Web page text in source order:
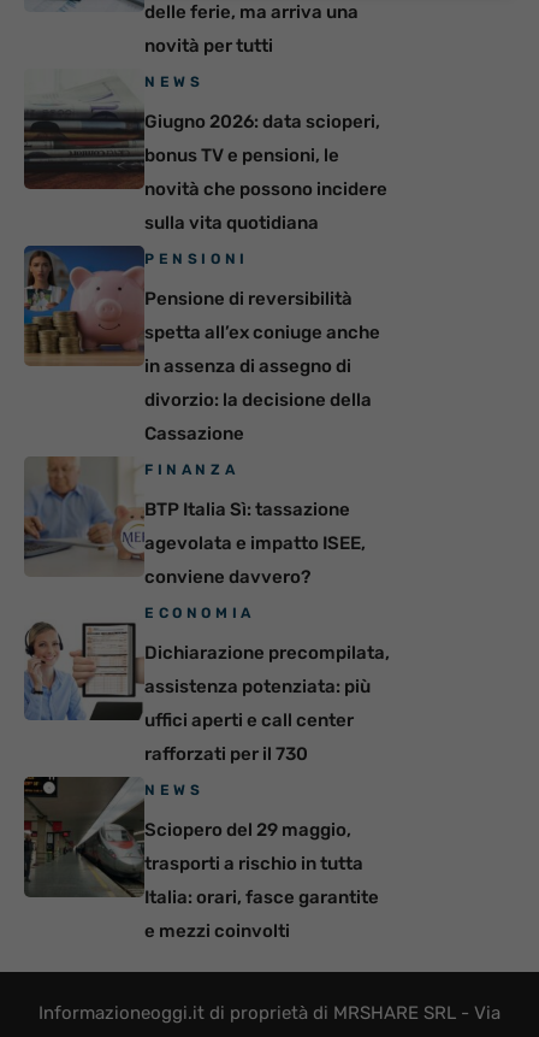
delle ferie, ma arriva una
novità per tutti
NEWS
Giugno 2026: data scioperi,
bonus TV e pensioni, le
novità che possono incidere
sulla vita quotidiana
PENSIONI
Pensione di reversibilità
spetta all’ex coniuge anche
in assenza di assegno di
divorzio: la decisione della
Cassazione
FINANZA
BTP Italia Sì: tassazione
agevolata e impatto ISEE,
conviene davvero?
ECONOMIA
Dichiarazione precompilata,
assistenza potenziata: più
uffici aperti e call center
rafforzati per il 730
NEWS
Sciopero del 29 maggio,
trasporti a rischio in tutta
Italia: orari, fasce garantite
e mezzi coinvolti
Informazioneoggi.it di proprietà di MRSHARE SRL - Via